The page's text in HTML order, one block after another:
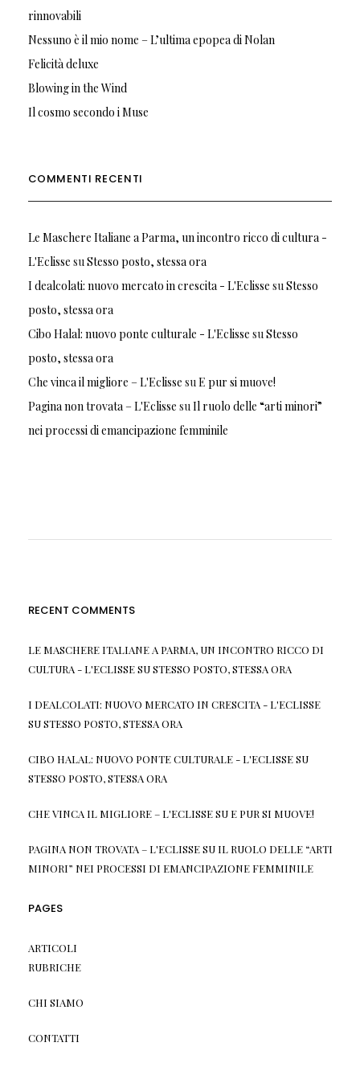
rinnovabili
Nessuno è il mio nome – L’ultima epopea di Nolan
Felicità deluxe
Blowing in the Wind
Il cosmo secondo i Muse
COMMENTI RECENTI
Le Maschere Italiane a Parma, un incontro ricco di cultura -
L'Eclisse su Stesso posto, stessa ora
I dealcolati: nuovo mercato in crescita - L'Eclisse su Stesso
posto, stessa ora
Cibo Halal: nuovo ponte culturale - L'Eclisse su Stesso
posto, stessa ora
Che vinca il migliore – L'Eclisse su E pur si muove!
Pagina non trovata – L'Eclisse su Il ruolo delle “arti minori”
nei processi di emancipazione femminile
RECENT COMMENTS
LE MASCHERE ITALIANE A PARMA, UN INCONTRO RICCO DI
CULTURA - L'ECLISSESUSTESSO POSTO, STESSA ORA
I DEALCOLATI: NUOVO MERCATO IN CRESCITA - L'ECLISSE
SUSTESSO POSTO, STESSA ORA
CIBO HALAL: NUOVO PONTE CULTURALE - L'ECLISSESU
STESSO POSTO, STESSA ORA
CHE VINCA IL MIGLIORE – L'ECLISSESU E PUR SI MUOVE!
PAGINA NON TROVATA – L'ECLISSESU IL RUOLO DELLE “ARTI
MINORI” NEI PROCESSI DI EMANCIPAZIONE FEMMINILE
PAGES
ARTICOLI
RUBRICHE
CHI SIAMO
CONTATTI